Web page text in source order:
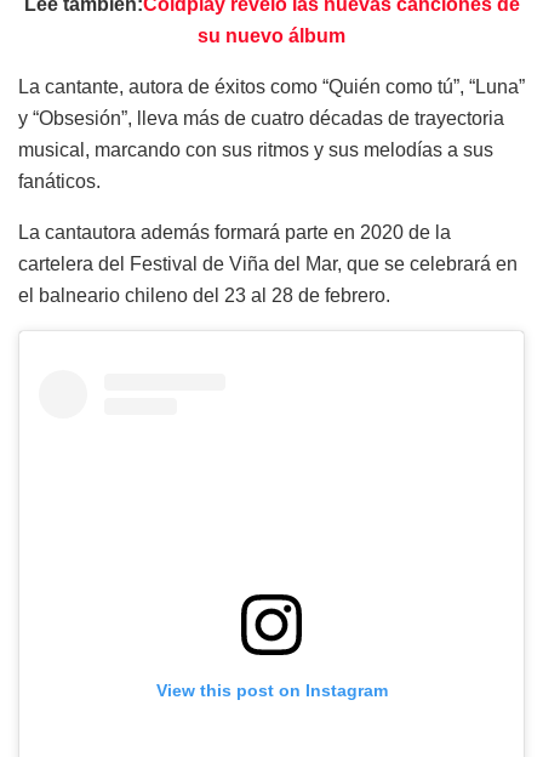
su nuevo álbum
La cantante, autora de éxitos como “Quién como tú”, “Luna”
y “Obsesión”, lleva más de cuatro décadas de trayectoria
musical, marcando con sus ritmos y sus melodías a sus
fanáticos.
La cantautora además formará parte en 2020 de la
cartelera del Festival de Viña del Mar, que se celebrará en
el balneario chileno del 23 al 28 de febrero.
View this post on Instagram